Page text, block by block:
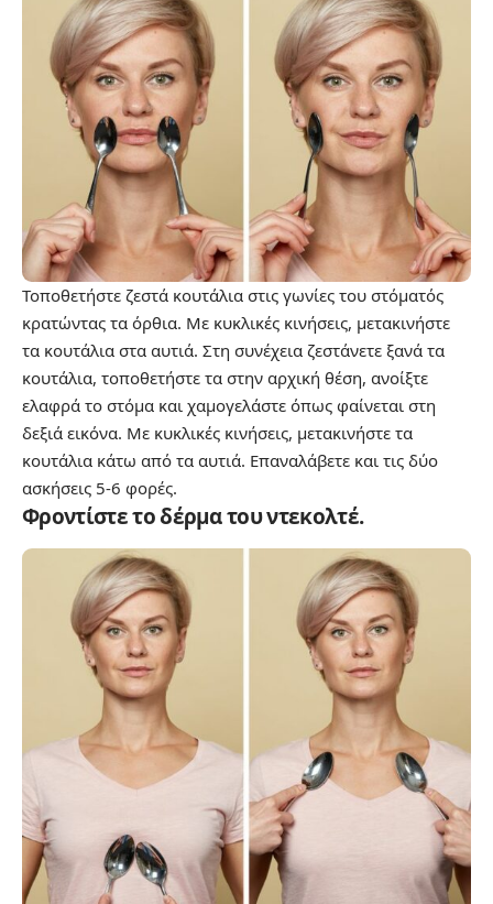
Τοποθετήστε ζεστά κουτάλια στις γωνίες του στόματός
κρατώντας τα όρθια. Με κυκλικές κινήσεις, μετακινήστε
τα κουτάλια στα αυτιά. Στη συνέχεια ζεστάνετε ξανά τα
κουτάλια, τοποθετήστε τα στην αρχική θέση, ανοίξτε
ελαφρά το στόμα και χαμογελάστε όπως φαίνεται στη
δεξιά εικόνα. Με κυκλικές κινήσεις, μετακινήστε τα
κουτάλια κάτω από τα αυτιά. Επαναλάβετε και τις δύο
ασκήσεις 5-6 φορές.
Φροντίστε το δέρμα του ντεκολτέ.